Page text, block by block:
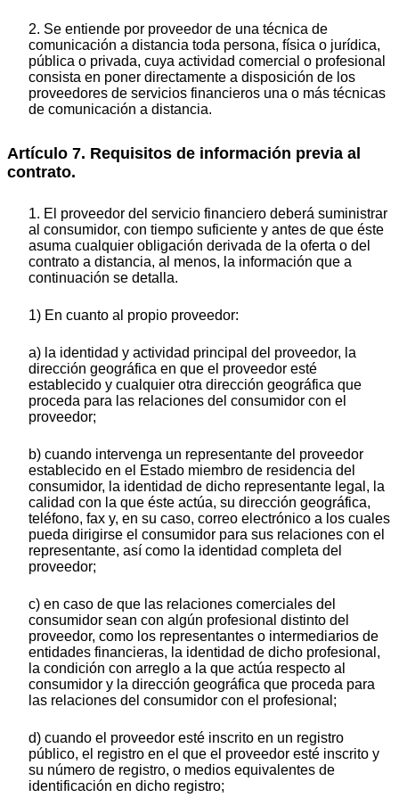
2. Se entiende por proveedor de una técnica de
comunicación a distancia toda persona, física o jurídica,
pública o privada, cuya actividad comercial o profesional
consista en poner directamente a disposición de los
proveedores de servicios financieros una o más técnicas
de comunicación a distancia.
Artículo 7. Requisitos de información previa al
contrato.
1. El proveedor del servicio financiero deberá suministrar
al consumidor, con tiempo suficiente y antes de que éste
asuma cualquier obligación derivada de la oferta o del
contrato a distancia, al menos, la información que a
continuación se detalla.
1) En cuanto al propio proveedor:
a) la identidad y actividad principal del proveedor, la
dirección geográfica en que el proveedor esté
establecido y cualquier otra dirección geográfica que
proceda para las relaciones del consumidor con el
proveedor;
b) cuando intervenga un representante del proveedor
establecido en el Estado miembro de residencia del
consumidor, la identidad de dicho representante legal, la
calidad con la que éste actúa, su dirección geográfica,
teléfono, fax y, en su caso, correo electrónico a los cuales
pueda dirigirse el consumidor para sus relaciones con el
representante, así como la identidad completa del
proveedor;
c) en caso de que las relaciones comerciales del
consumidor sean con algún profesional distinto del
proveedor, como los representantes o intermediarios de
entidades financieras, la identidad de dicho profesional,
la condición con arreglo a la que actúa respecto al
consumidor y la dirección geográfica que proceda para
las relaciones del consumidor con el profesional;
d) cuando el proveedor esté inscrito en un registro
público, el registro en el que el proveedor esté inscrito y
su número de registro, o medios equivalentes de
identificación en dicho registro;